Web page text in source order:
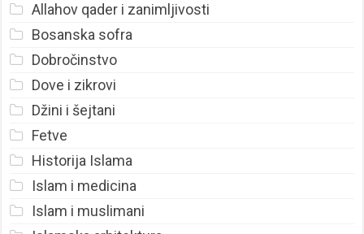
Allahov qader i zanimljivosti
Bosanska sofra
Dobročinstvo
Dove i zikrovi
Džini i šejtani
Fetve
Historija Islama
Islam i medicina
Islam i muslimani